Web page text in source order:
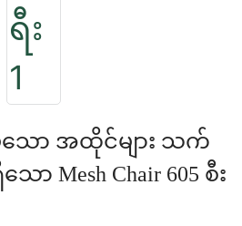
မီသော အထိုင်များ သက်
Mesh Chair 605 စီး